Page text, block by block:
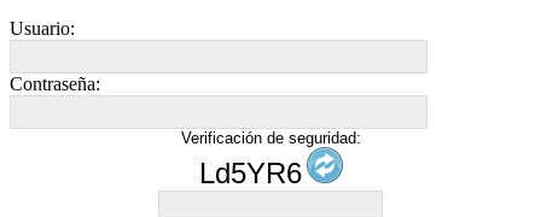
Usuario:
Contraseña:
Verificación de seguridad:
Ld5YR6